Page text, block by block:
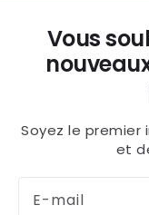
Vous
Soyez le premier
et
E-mail